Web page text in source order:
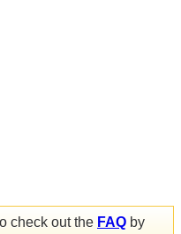
check out the FAQ by